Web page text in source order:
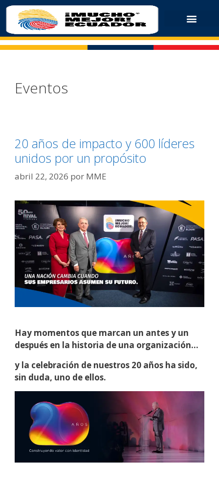
Eventos
20 años de impacto y 600 líderes
unidos por un propósito
abril 22, 2026 por MME
Hay momentos que marcan un antes y un
después en la historia de una organización…
y la celebración de nuestros 20 años ha sido,
sin duda, uno de ellos.